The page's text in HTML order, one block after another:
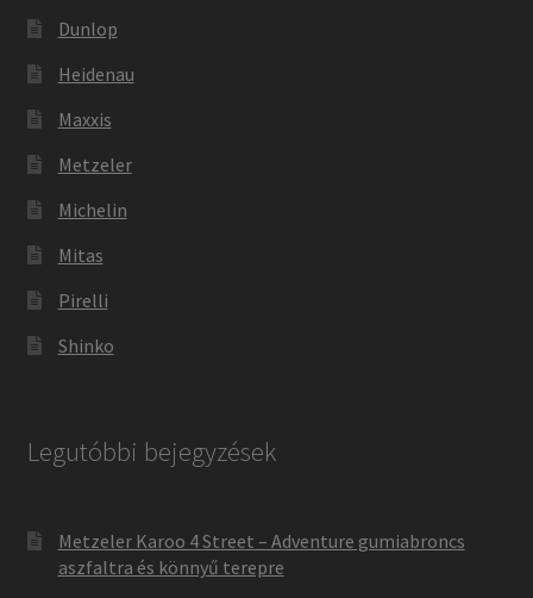
Dunlop
Heidenau
Maxxis
Metzeler
Michelin
Mitas
Pirelli
Shinko
Legutóbbi bejegyzések
Metzeler Karoo 4 Street – Adventure gumiabroncs
aszfaltra és könnyű terepre